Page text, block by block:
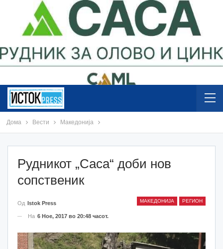
Дома Вести Македонија
Рудникот „Саса“ доби нов
сопственик
МАКЕДОНИЈА РЕГИОН
Од Istok Press
На 6 Ное, 2017 во 20:48 часот.